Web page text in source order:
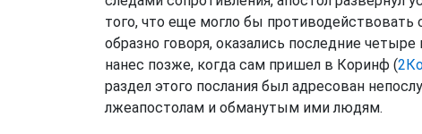
того, что еще могло бы
образно говоря, оказались последние
нанес позже, когда сам пришел в Коринф (
раздел этого послания был адресован
лжеапостолам и обманутым ими людям.